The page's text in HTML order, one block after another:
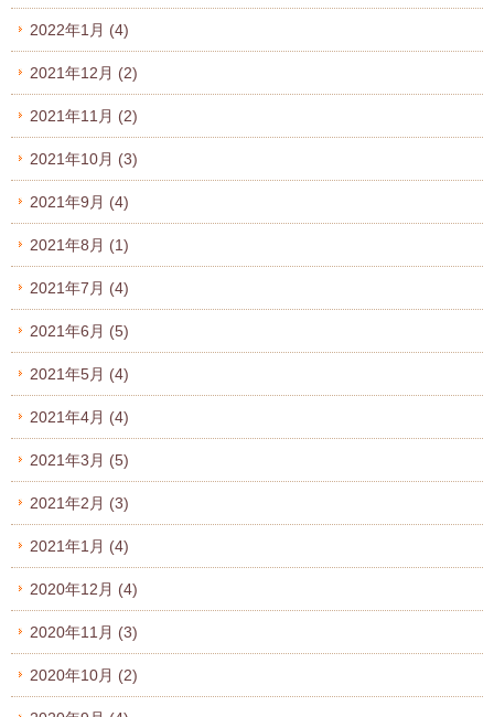
2022年1月 (4)
2021年12月 (2)
2021年11月 (2)
2021年10月 (3)
2021年9月 (4)
2021年8月 (1)
2021年7月 (4)
2021年6月 (5)
2021年5月 (4)
2021年4月 (4)
2021年3月 (5)
2021年2月 (3)
2021年1月 (4)
2020年12月 (4)
2020年11月 (3)
2020年10月 (2)